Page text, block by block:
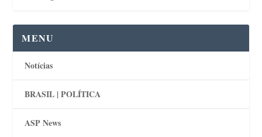
MENU
Notícias
BRASIL | POLÍTICA
ASP News